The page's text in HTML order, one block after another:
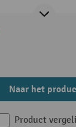
Naar het
Product